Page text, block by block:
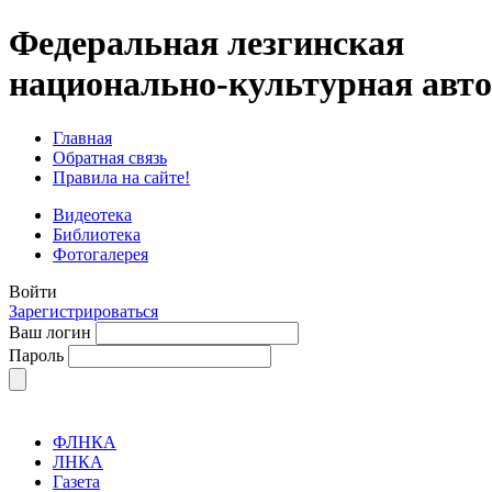
Федеральная лезгинская
национально-культурная
Главная
Обратная связь
Правила на сайте!
Видеотека
Библиотека
Фотогалерея
Войти
Зарегистрироваться
Ваш логин
Пароль
ФЛНКА
ЛНКА
Газета